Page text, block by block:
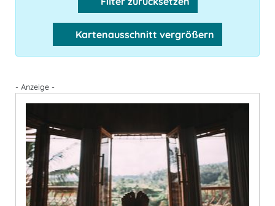
Kartenausschnitt vergrößern
- Anzeige -